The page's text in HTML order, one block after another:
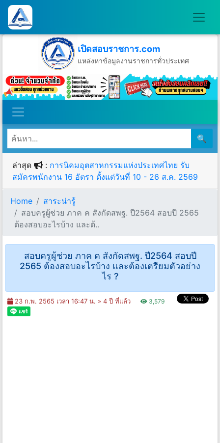
เปิดสอบราชการ.com
แหล่งหาข้อมูลงานราชการทั่วประเทศ
วันเสาร์ที่ 8 เดือนสิงหาคม พ.ศ.2569
🔍
ล่าสุด : การนิคมอุตสาหกรรมแห่งประเทศไทย รับ
สมัครพนักงาน 16 อัตรา ตั้งแต่วันที่ 10 - 26 ส.ค. 2569
Home
สาระน่ารู้
สอบครูผู้ช่วย ภาค ค สังกัดสพฐ. ปี2564 สอบปี 2565
ต้องสอบอะไรบ้าง และต้..
สอบครูผู้ช่วย ภาค ค สังกัดสพฐ. ปี2564 สอบปี
2565 ต้องสอบอะไรบ้าง และต้องเตรียมตัวอย่าง
ไร ?
23 ก.พ. 2565 เวลา 16:47 น. » 4 ปี ที่แล้ว 3,579